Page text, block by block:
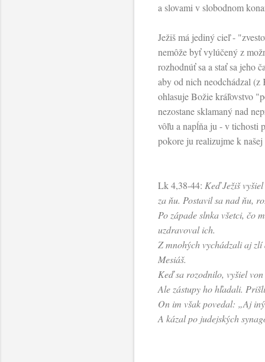
a slovami v slobodnom
Ježiš má jediný cieľ -
nemôže byť vylúčený z
rozhodnúť sa a stať sa jeho
aby od nich neodchádzal (z
ohlasuje Božie kráľovstvo
nezostane sklamaný nad
vôľu a napĺňa ju - v tichosti
pokore ju realizujme k
Lk 4,38-44: Keď Ježiš
za ňu. Postavil sa nad ňu,
Po západe slnka všetci, čo
uzdravoval ich.
Z mnohých vychádzali aj
Mesiáš.
Keď sa rozodnilo, vyšiel
Ale zástupy ho hľadali.
On im však povedal: „Aj
A kázal po judejských